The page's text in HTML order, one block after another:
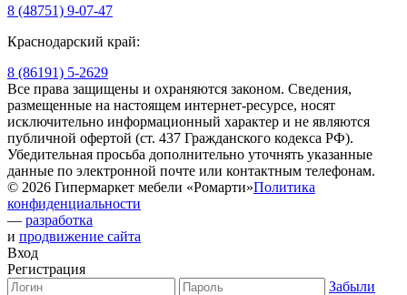
8 (48751) 9-07-47
Краснодарский край:
8 (86191) 5-2629
Все права защищены и охраняются законом. Сведения,
размещенные на настоящем интернет-ресурсе, носят
исключительно информационный характер и не являются
публичной офертой (ст. 437 Гражданского кодекса РФ).
Убедительная просьба дополнительно уточнять указанные
данные по электронной почте или контактным телефонам.
© 2026 Гипермаркет мебели «Ромарти»Политика
конфиденциальности
— разработка
и продвижение сайта
Вход
Регистрация
Забыли